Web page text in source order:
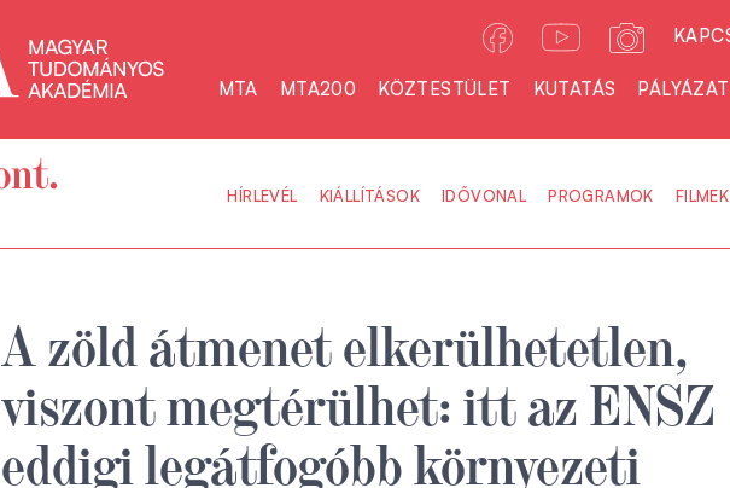
MTA MTA200 KÖZTESTÜLET KUTATÁS
HÍRLEVÉL KIÁLLÍTÁSOK IDŐVONAL PROGRAMOK FILMEK
A zöld átmenet elkerülhetetlen,
viszont megtérülhet: itt az ENSZ
eddigi legátfogóbb környezeti